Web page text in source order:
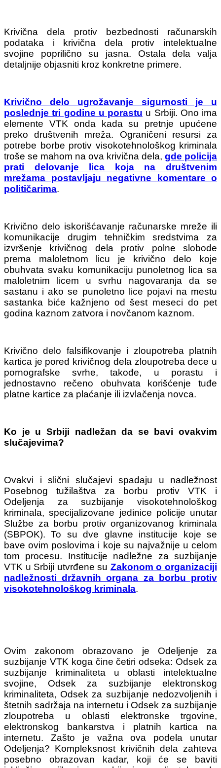
Krivična dela protiv bezbednosti računarskih
podataka i krivična dela protiv intelektualne
svojine poprilično su jasna. Ostala dela valja
detaljnije objasniti kroz konkretne primere.
Krivično delo ugrožavanje sigurnosti je u
poslednje tri godine u porastu u Srbiji. Ono ima
elemente VTK onda kada su pretnje upućene
preko društvenih mreža. Ograničeni resursi za
potrebe borbe protiv visokotehnološkog kriminala
troše se mahom na ova krivična dela, gde policija
prati delovanje lica koja na društvenim
mrežama postavljaju negativne komentare o
političarima.
Krivično delo iskorišćavanje računarske mreže ili
komunikacije drugim tehničkim sredstvima za
izvršenje krivičnog dela protiv polne slobode
prema maloletnom licu je krivično delo koje
obuhvata svaku komunikaciju punoletnog lica sa
maloletnim licem u svrhu nagovaranja da se
sastanu i ako se punoletno lice pojavi na mestu
sastanka biće kažnjeno od šest meseci do pet
godina kaznom zatvora i novčanom kaznom.
Krivično delo falsifikovanje i zloupotreba platnih
kartica je pored krivičnog dela zloupotreba dece u
pornografske svrhe, takođe, u porastu i
jednostavno rečeno obuhvata korišćenje tuđe
platne kartice za plaćanje ili izvlačenja novca.
Ko je u Srbiji nadležan da se bavi ovakvim
slučajevima?
Ovakvi i slični slučajevi spadaju u nadležnost
Posebnog tužilaštva za borbu protiv VTK i
Odeljenja za suzbijanje visokotehnološkog
kriminala, specijalizovane jedinice policije unutar
Službe za borbu protiv organizovanog kriminala
(SBPOK). To su dve glavne institucije koje se
bave ovim poslovima i koje su najvažnije u celom
tom procesu. Institucije nadležne za suzbijanje
VTK u Srbiji utvrđene su Zakonom o organizaciji
nadležnosti državnih organa za borbu protiv
visokotehnološkog kriminala.
Ovim zakonom obrazovano je Odeljenje za
suzbijanje VTK koga čine četiri odseka: Odsek za
suzbijanje kriminaliteta u oblasti intelektualne
svojine, Odsek za suzbijanje elektronskog
kriminaliteta, Odsek za suzbijanje nedozvoljenih i
štetnih sadržaja na internetu i Odsek za suzbijanje
zloupotreba u oblasti elektronske trgovine,
elektronskog bankarstva i platnih kartica na
internetu. Zašto je važna ova podela unutar
Odeljenja? Kompleksnost krivičnih dela zahteva
posebno obrazovan kadar, koji će se baviti